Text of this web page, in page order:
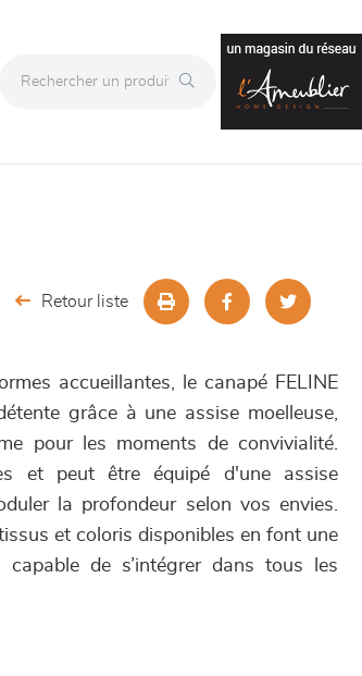
Retour liste
accueillantes, le canapé FELINE
grâce à une assise moelleuse,
pour les moments de convivialité.
et peut être équipé d'une assise
la profondeur selon vos envies.
et coloris disponibles en font une
de s’intégrer dans tous les